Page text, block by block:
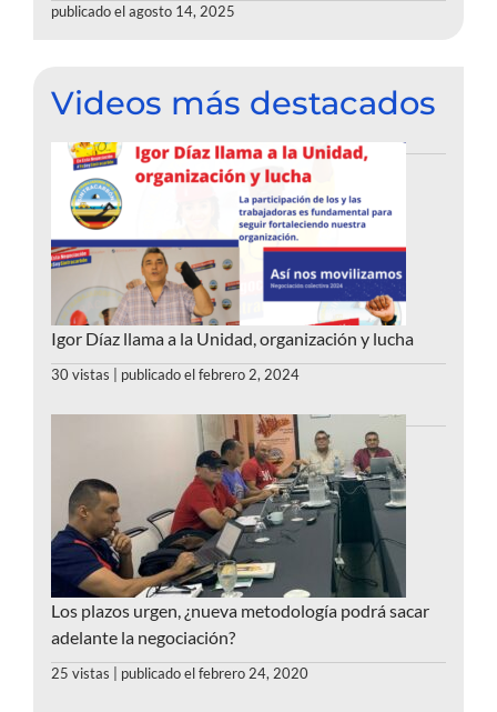
publicado el agosto 14, 2025
Videos más destacados
Igor Díaz llama a la Unidad, organización y lucha
30 vistas | publicado el febrero 2, 2024
Los plazos urgen, ¿nueva metodología podrá sacar
adelante la negociación?
25 vistas | publicado el febrero 24, 2020